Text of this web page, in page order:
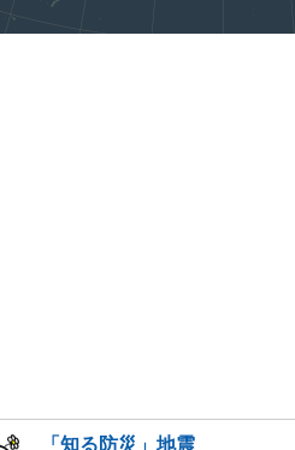
「知る防災」地震